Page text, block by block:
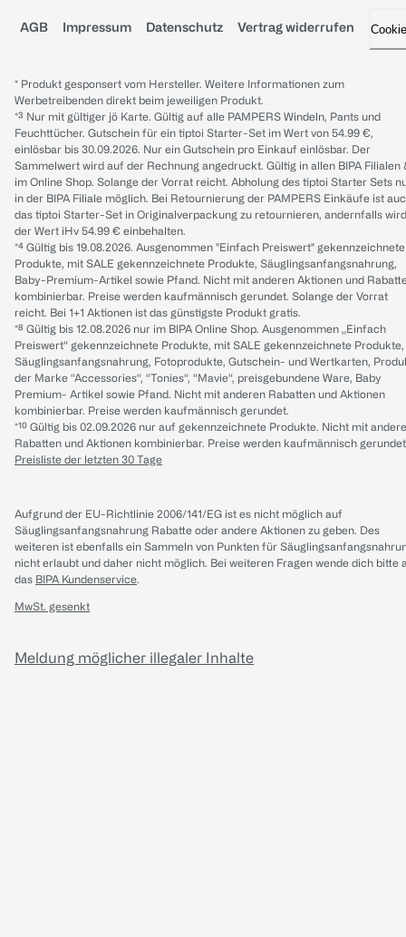
AGB Impressum Datenschutz Vertrag widerrufen
* Produkt gesponsert vom Hersteller. Weitere Informationen zum
Werbetreibenden direkt beim jeweiligen Produkt.
*³ Nur mit gültiger jö Karte. Gültig auf alle PAMPERS Windeln, Pants und
Feuchttücher. Gutschein für ein tiptoi Starter-Set im Wert von 54.99 €,
einlösbar bis 30.09.2026. Nur ein Gutschein pro Einkauf einlösbar. Der
Sammelwert wird auf der Rechnung angedruckt. Gültig in allen BIPA Filialen
im Online Shop. Solange der Vorrat reicht. Abholung des tiptoi Starter Sets
in der BIPA Filiale möglich. Bei Retournierung der PAMPERS Einkäufe ist
das tiptoi Starter-Set in Originalverpackung zu retournieren, andernfalls wird
der Wert iHv 54.99 € einbehalten.
*⁴ Gültig bis 19.08.2026. Ausgenommen "Einfach Preiswert" gekennzeichnete
Produkte, mit SALE gekennzeichnete Produkte, Säuglingsanfangsnahrung,
Baby-Premium-Artikel sowie Pfand. Nicht mit anderen Aktionen und
kombinierbar. Preise werden kaufmännisch gerundet. Solange der Vorrat
reicht. Bei 1+1 Aktionen ist das günstigste Produkt gratis.
*⁸ Gültig bis 12.08.2026 nur im BIPA Online Shop. Ausgenommen „Einfach
Preiswert“ gekennzeichnete Produkte, mit SALE gekennzeichnete Produkte,
Säuglingsanfangsnahrung, Fotoprodukte, Gutschein- und Wertkarten,
der Marke “Accessories“, “Tonies“, “Mavie“, preisgebundene Ware, Baby
Premium- Artikel sowie Pfand. Nicht mit anderen Rabatten und Aktionen
kombinierbar. Preise werden kaufmännisch gerundet.
*¹⁰ Gültig bis 02.09.2026 nur auf gekennzeichnete Produkte. Nicht mit
Rabatten und Aktionen kombinierbar. Preise werden kaufmännisch
Preisliste der letzten 30 Tage
Aufgrund der EU-Richtlinie 2006/141/EG ist es nicht möglich auf
Säuglingsanfangsnahrung Rabatte oder andere Aktionen zu geben. Des
weiteren ist ebenfalls ein Sammeln von Punkten für
nicht erlaubt und daher nicht möglich. Bei weiteren Fragen wende dich bitte
das BIPA Kundenservice.
MwSt. gesenkt
Meldung möglicher illegaler Inhalte